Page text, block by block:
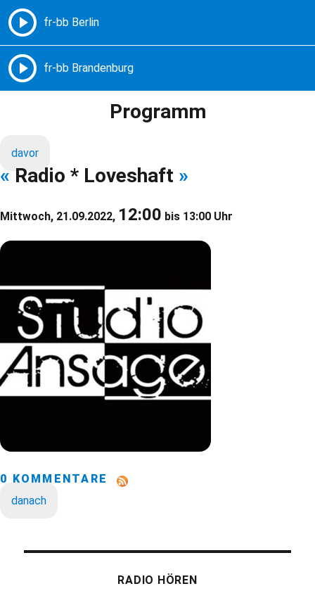
Freie Radios – Berlin Brandenburg
Programm
davor
« Radio * Loveshaft »
Mittwoch, 21.09.2022, 12:00 bis 13:00 Uhr
0 KOMMENTARE
danach
RADIO HÖREN